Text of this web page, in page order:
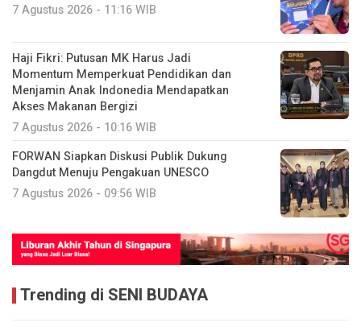
7 Agustus 2026 - 11:16 WIB
Haji Fikri: Putusan MK Harus Jadi
Momentum Memperkuat Pendidikan dan
Menjamin Anak Indonedia Mendapatkan
Akses Makanan Bergizi
7 Agustus 2026 - 10:16 WIB
FORWAN Siapkan Diskusi Publik Dukung
Dangdut Menuju Pengakuan UNESCO
7 Agustus 2026 - 09:56 WIB
Trending di SENI BUDAYA